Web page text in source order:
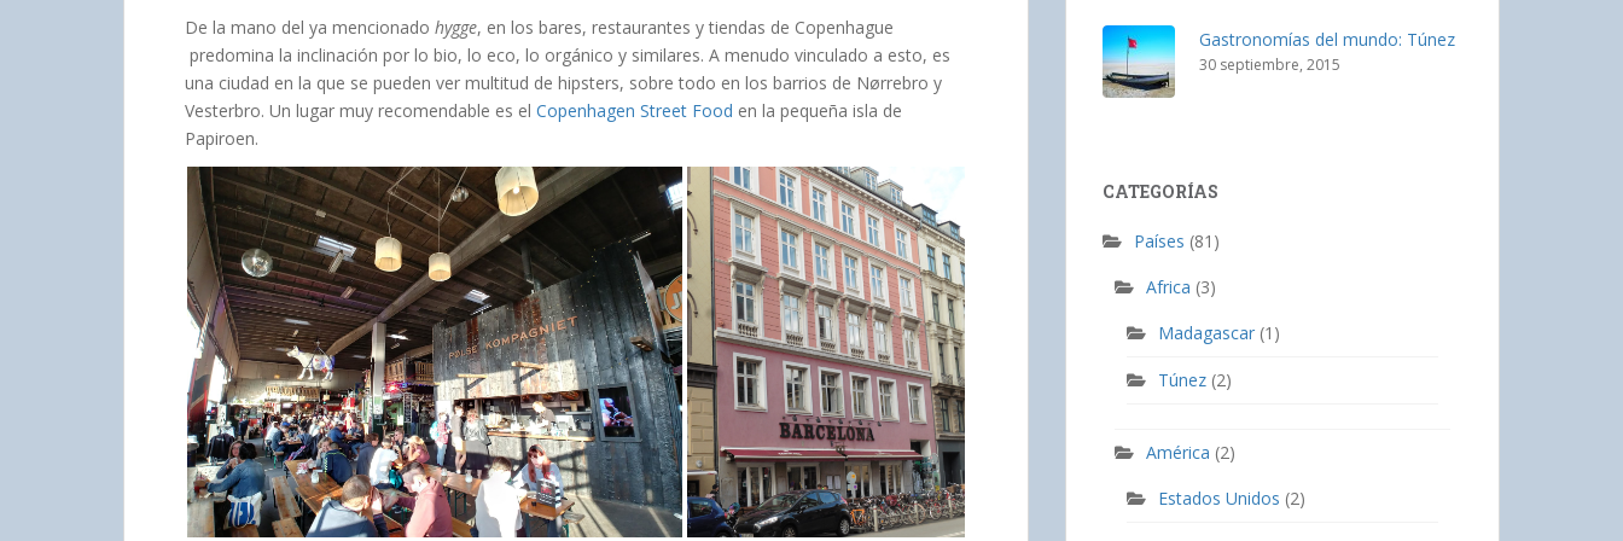
De la mano del ya mencionado hygge, en los bares, restaurantes y tiendas de Copenhague
predomina la inclinación por lo bio, lo eco, lo orgánico y similares. A menudo vinculado a esto, es
una ciudad en la que se pueden ver multitud de hipsters, sobre todo en los barrios de Nørrebro y
Vesterbro. Un lugar muy recomendable es el Copenhagen Street Food en la pequeña isla de
Papiroen.
Gastronomías del mundo: Túnez
30 septiembre, 2015
CATEGORÍAS
Países (81)
Africa (3)
Madagascar (1)
Túnez (2)
América (2)
Estados Unidos (2)